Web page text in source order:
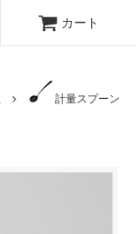
カート
計量スプーン